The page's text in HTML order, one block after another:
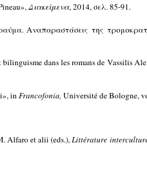
Διακείμενα, 2014, σελ. 85-91.
Αναπαραστάσεις της
dans les romans de Vassilis
inFrancofonia, Université de Bologne,
Alfaro et alii (eds.),Littérature